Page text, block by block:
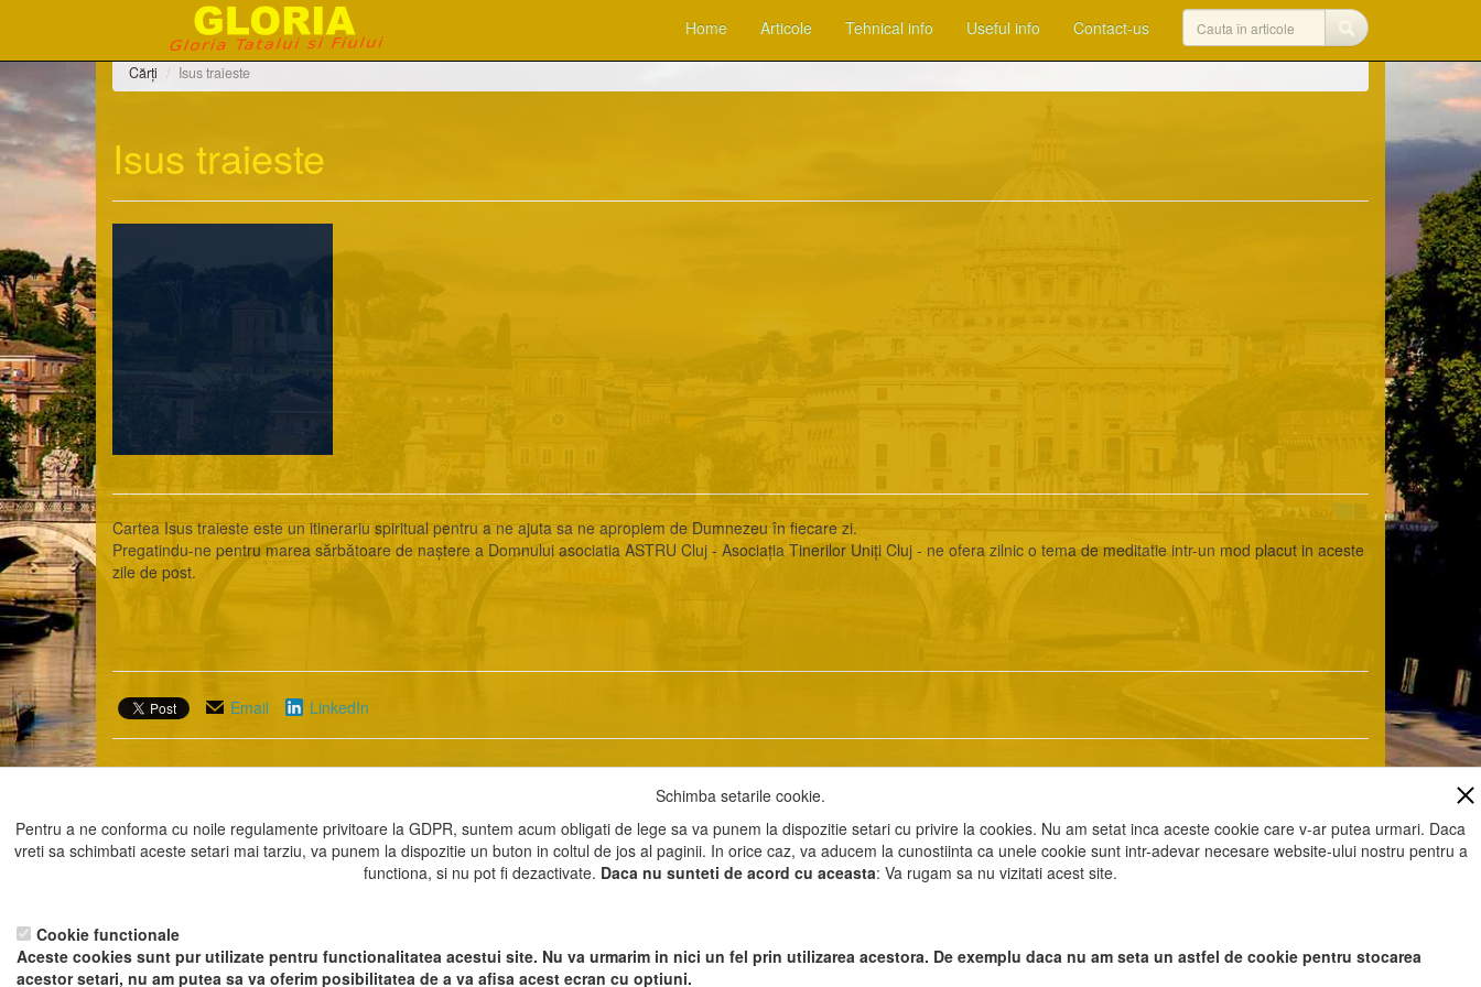
Home Articole Tehnical info Useful info Contact-us
Cărți Isus traieste
Isus traieste
Cartea Isus traieste este un itinerariu spiritual pentru a ne ajuta sa ne apropiem de Dumnezeu în fiecare zi.
Pregatindu-ne pentru marea sărbătoare de naștere a Domnului asociatia ASTRU Cluj - Asociația Tinerilor Uniți Cluj - ne ofera zilnic o tema de meditatie intr-un mod placut in aceste
zile de post.
Email LinkedIn
Prezent in categoriile:Cărți
Schimba setarile cookie.
Pentru a ne conforma cu noile regulamente privitoare la GDPR, suntem acum obligati de lege sa va punem la dispozitie setari cu privire la cookies. Nu am setat inca aceste cookie care v-ar putea urmari. Daca
vreti sa schimbati aceste setari mai tarziu, va punem la dispozitie un buton in coltul de jos al paginii. In orice caz, va aducem la cunostiinta ca unele cookie sunt intr-adevar necesare website-ului nostru pentru a
functiona, si nu pot fi dezactivate. Daca nu sunteti de acord cu aceasta: Va rugam sa nu vizitati acest site.
Cookie functionale
Aceste cookies sunt pur utilizate pentru functionalitatea acestui site. Nu va urmarim in nici un fel prin utilizarea acestora. De exemplu daca nu am seta un astfel de cookie pentru stocarea
acestor setari, nu am putea sa va oferim posibilitatea de a va afisa acest ecran cu optiuni.